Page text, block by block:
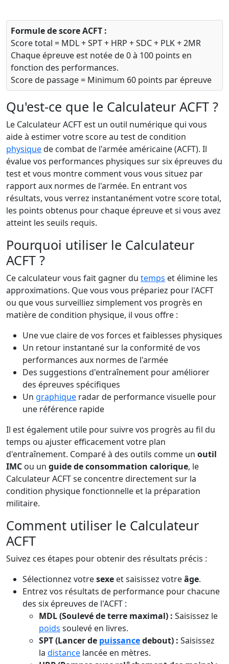
Formule de score ACFT :
Score total = MDL + SPT + HRP + SDC + PLK + 2MR
Chaque épreuve est notée de 0 à 100 points en
fonction des performances.
Score de passage = Minimum 60 points par épreuve
Qu'est-ce que le Calculateur ACFT ?
Le Calculateur ACFT est un outil numérique qui vous
aide à estimer votre score au test de condition
physiquede combat de l'armée américaine (ACFT). Il
évalue vos performances physiques sur six épreuves du
test et vous montre comment vous vous situez par
rapport aux normes de l'armée. En entrant vos
résultats, vous verrez instantanément votre score total,
les points obtenus pour chaque épreuve et si vous avez
atteint les seuils requis.
Pourquoi utiliser le Calculateur
ACFT ?
Ce calculateur vous fait gagner du temps et élimine les
approximations. Que vous vous prépariez pour l'ACFT
ou que vous surveilliez simplement vos progrès en
matière de condition physique, il vous offre :
Une vue claire de vos forces et faiblesses physiques
Un retour instantané sur la conformité de vos
performances aux normes de l'armée
Des suggestions d'entraînement pour améliorer
des épreuves spécifiques
Un graphique radar de performance visuelle pour
une référence rapide
Il est également utile pour suivre vos progrès au fil du
temps ou ajuster efficacement votre plan
d'entraînement. Comparé à des outils comme un outil
IMC ou un guide de consommation calorique, le
Calculateur ACFT se concentre directement sur la
condition physique fonctionnelle et la préparation
militaire.
Comment utiliser le Calculateur
ACFT
Suivez ces étapes pour obtenir des résultats précis :
Sélectionnez votresexe et saisissez votreâge.
Entrez vos résultats de performance pour chacune
des six épreuves de l'ACFT :
MDL (Soulevé de terre maximal) : Saisissez le
poids soulevé en livres.
SPT (Lancer de puissancedebout) : Saisissez
la distance lancée en mètres.